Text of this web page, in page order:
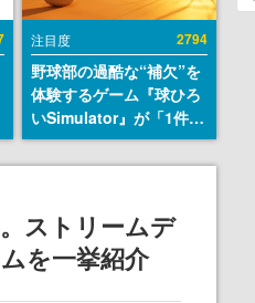
注目度 2794
野球部の過酷な“補欠”を
体験するゲーム『球ひろ
いSimulator』が「1件」
のウィッシュリストをも
とにチェコ語に対応し
ェコのプロ野球選手から
称賛の声
ストリームデ
を一挙紹介